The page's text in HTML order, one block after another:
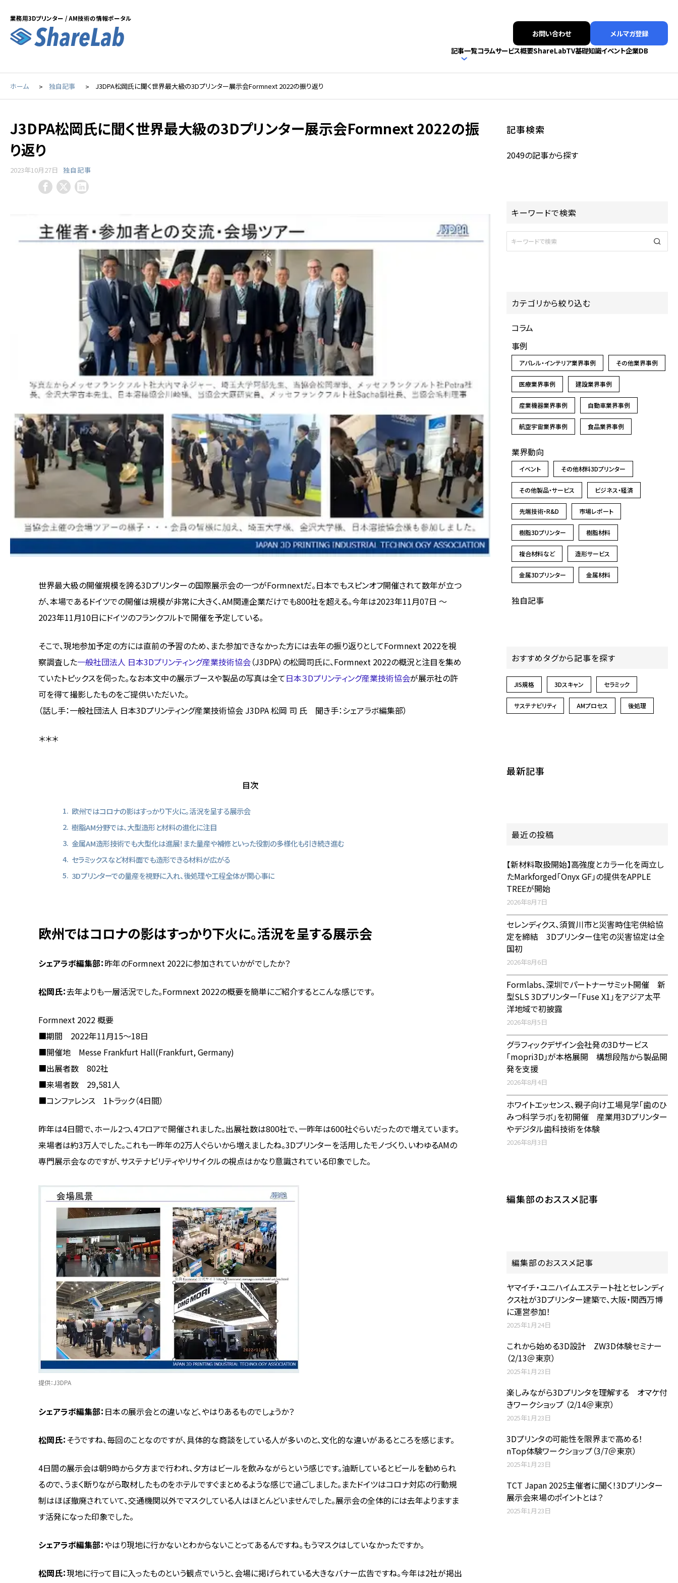
業務用3Dプリンター / AM技術の情報ポータル
お問い合わせ
メルマガ登録
記事一覧コラムサービス概要ShareLabTV基礎知識イベント企業DB
ホーム 独自記事 J3DPA松岡氏に聞く世界最大級の3Dプリンター展示会Formnext 2022の振り返り
J3DPA松岡氏に聞く世界最大級の3Dプリンター展示会Formnext 2022の振
り返り
2023年10月27日 独自記事
世界最大級の開催規模を誇る3Dプリンターの国際展示会の一つがFormnextだ。日本でもスピンオフ開催されて数年が立つ
が、本場であるドイツでの開催は規模が非常に大きく、AM関連企業だけでも800社を超える。今年は2023年11月07日 ～
2023年11月10日にドイツのフランクフルトで開催を予定している。
そこで、現地参加予定の方には直前の予習のため、また参加できなかった方には去年の振り返りとしてFormnext 2022を視
察調査した一般社団法人 日本3Dプリンティング産業技術協会（J3DPA）の松岡司氏に、Formnext 2022の概況と注目を集め
ていたトピックスを伺った。なお本文中の展示ブースや製品の写真は全て日本３Dプリンティング産業技術協会が展示社の許
可を得て撮影したものをご提供いただいた。
（話し手：一般社団法人 日本3Dプリンティング産業技術協会 J3DPA 松岡 司 氏 聞き手：シェアラボ編集部）
＊＊＊
目次
欧州ではコロナの影はすっかり下火に。活況を呈する展示会
樹脂AM分野では、大型造形と材料の進化に注目
金属AM造形技術でも大型化は進展！また量産や補修といった役割の多様化も引き続き進む
セラミックスなど材料面でも造形できる材料が広がる
3Dプリンターでの量産を視野に入れ、後処理や工程全体が関心事に
欧州ではコロナの影はすっかり下火に。活況を呈する展示会
シェアラボ編集部：昨年のFormnext 2022に参加されていかがでしたか？
松岡氏：去年よりも一層活況でした。Formnext 2022の概要を簡単にご紹介するとこんな感じです。
Formnext 2022 概要
■期間 2022年11月15～18日
■開催地 Messe Frankfurt Hall(Frankfurt, Germany)
■出展者数 802社
■来場者数 29,581人
■コンファレンス 1トラック（4日間）
昨年は4日間で、ホール2つ、4フロアで開催されました。出展社数は800社で、一昨年は600社ぐらいだったので増えています。
来場者は約3万人でした。これも一昨年の2万人ぐらいから増えましたね。3Dプリンターを活用したモノづくり、いわゆるAMの
専門展示会なのですが、サステナビリティやリサイクルの視点はかなり意識されている印象でした。
提供：J3DPA
シェアラボ編集部： 日本の展示会との違いなど、やはりあるものでしょうか？
松岡氏：そうですね、毎回のことなのですが、具体的な商談をしている人が多いのと、文化的な違いがあるところを感じます。
4日間の展示会は朝9時から夕方まで行われ、夕方はビールを飲みながらという感じです。油断しているとビールを勧められ
るので、うまく断りながら取材したものをホテルですぐまとめるような感じで過ごしました。またドイツはコロナ対応の行動規
制はほぼ撤廃されていて、交通機関以外でマスクしている人はほとんどいませんでした。展示会の全体的には去年よりますま
す活発になった印象でした。
シェアラボ編集部：やはり現地に行かないとわからないことってあるんですね。もうマスクはしていなかったですか。
松岡氏：現地に行って目に入ったものという観点でいうと、会場に掲げられている大きなバナー広告ですね。今年は2社が掲出
記事検索
2049の記事から探す
キーワードで検索
カテゴリから絞り込む
コラム
事例
アパレル・インテリア業界事例 その他業界事例
医療業界事例 建設業界事例
産業機器業界事例 自動車業界事例
航空宇宙業界事例 食品業界事例
業界動向
イベント その他材料3Dプリンター
その他製品・サービス ビジネス・経済
先端技術・R&D 市場レポート
樹脂3Dプリンター 樹脂材料
複合材料など 造形サービス
金属3Dプリンター 金属材料
独自記事
おすすめタグから記事を探す
JIS規格 3Dスキャン セラミック
サステナビリティ AMプロセス 後処理
最新記事
最近の投稿
【新材料取扱開始】高強度とカラー化を両立し
たMarkforged「Onyx GF」の提供をAPPLE
TREEが開始
2026年8月7日
セレンディクス、須賀川市と災害時住宅供給協
定を締結 3Dプリンター住宅の災害協定は全
国初
2026年8月6日
Formlabs、深圳でパートナーサミット開催 新
型SLS 3Dプリンター「Fuse X1」をアジア太平
洋地域で初披露
2026年8月5日
グラフィックデザイン会社発の3Dサービス
「mopri3D」が本格展開 構想段階から製品開
発を支援
2026年8月4日
ホワイトエッセンス、親子向け工場見学「歯のひ
みつ科学ラボ」を初開催 産業用3Dプリンター
やデジタル歯科技術を体験
2026年8月3日
編集部のおススメ記事
編集部のおススメ記事
ヤマイチ・ユニハイムエステート社とセレンディ
クス社が3Dプリンター建築で、大阪・関西万博
に運営参加！
2025年1月24日
これから始める3D設計 ZW3D体験セミナー
（2/13＠東京）
2025年1月23日
楽しみながら3Dプリンタを理解する オマケ付
きワークショップ （2/14＠東京）
2025年1月23日
3Dプリンタの可能性を限界まで高める！
nTop体験ワークショップ（3/7＠東京）
2025年1月23日
TCT Japan 2025主催者に聞く！3Dプリンター
展示会来場のポイントとは？
2025年1月23日